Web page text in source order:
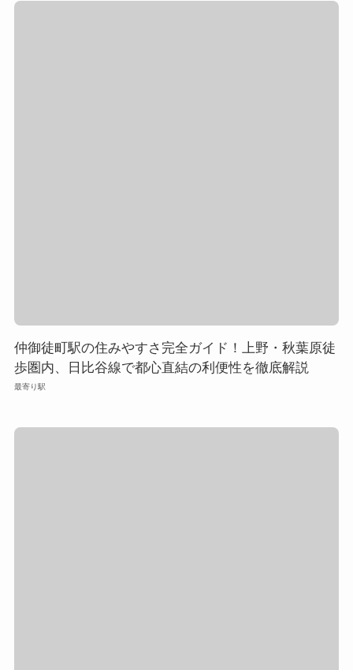
仲御徒町駅の住みやすさ完全ガイド！上野・秋葉原徒
歩圏内、日比谷線で都心直結の利便性を徹底解説
最寄り駅